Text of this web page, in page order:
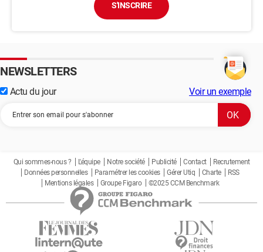
S'INSCRIRE
NEWSLETTERS
Actu du jour Voir un exemple
Qui sommes-nous ? L'équipe Notre société Publicité Contact
Recrutement
Données personnelles
Paramétrer les cookies Gérer Utiq Charte
RSS
Mentions légales
Groupe Figaro ©2025 CCM Benchmark